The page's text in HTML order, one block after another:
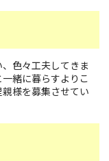
色々工夫してきま
緒に暮らすよりこ
様を募集させてい